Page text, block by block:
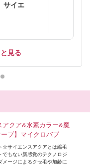
サイエ
見る
クア&水素カラー&魔
ブ】マイクロバブ
☆サイエンスアクアとは縮毛
でもない新感覚のテクノロジ
メージによるクセ毛や加齢に